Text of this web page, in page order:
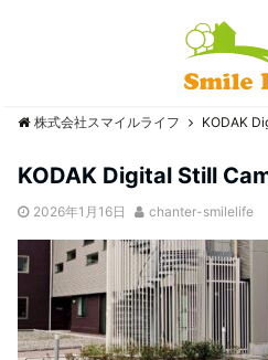
株式会社スマイルライフ KODAK
KODAK Digital Still
2026年1月16日 chanter-smilelife